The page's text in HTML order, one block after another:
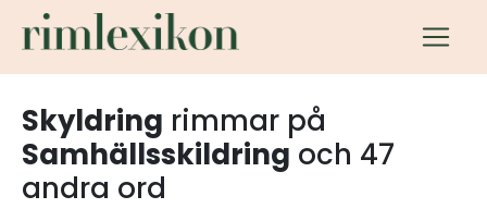
Skyldring rimmar på
Samhällsskildring och 47
andra ord